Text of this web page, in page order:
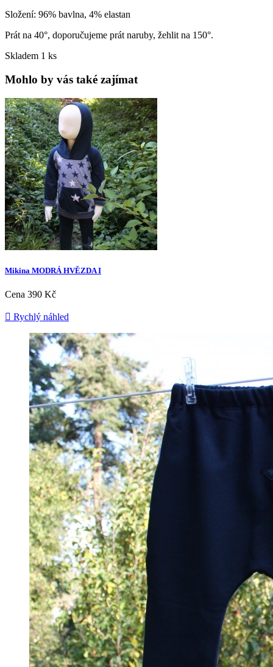
Složení: 96% bavlna, 4% elastan
Prát na 40°, doporučujeme prát naruby, žehlit na 150°.
Skladem 1 ks
Mohlo by vás také zajímat
Mikina MODRÁ HVĚZDA I
Cena 390 Kč
 Rychlý náhled